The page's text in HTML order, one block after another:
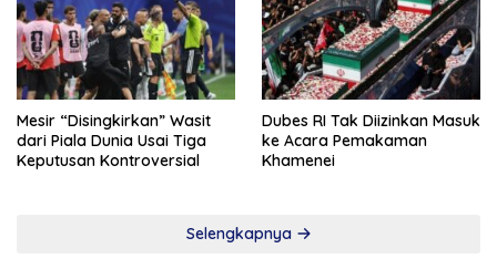
Mesir “Disingkirkan” Wasit
dari Piala Dunia Usai Tiga
Keputusan Kontroversial
Dubes RI Tak Diizinkan Masuk
ke Acara Pemakaman
Khamenei
Selengkapnya